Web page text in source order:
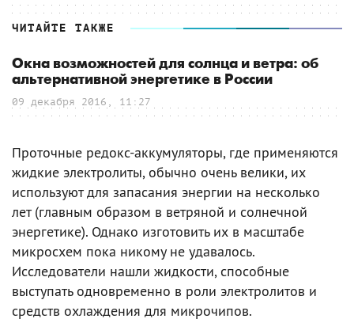
ЧИТАЙТЕ ТАКЖЕ
Окна возможностей для солнца и ветра: об
альтернативной энергетике в России
09 декабря 2016, 11:27
Проточные редокс-аккумуляторы, где применяются
жидкие электролиты, обычно очень велики, их
используют для запасания энергии на несколько
лет (главным образом в ветряной и солнечной
энергетике). Однако изготовить их в масштабе
микросхем пока никому не удавалось.
Исследователи нашли жидкости, способные
выступать одновременно в роли электролитов и
средств охлаждения для микрочипов.